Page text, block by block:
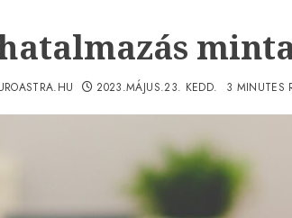
2023.MÁJUS.23. KEDD. 3 MINUTES